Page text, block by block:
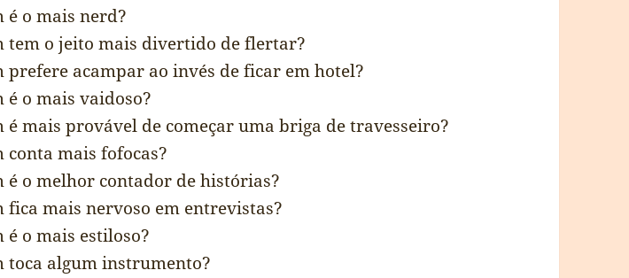
é o mais nerd?
tem o jeito mais divertido de flertar?
prefere acampar ao invés de ficar em hotel?
é o mais vaidoso?
é mais provável de começar uma briga de travesseiro?
conta mais fofocas?
é o melhor contador de histórias?
fica mais nervoso em entrevistas?
é o mais estiloso?
toca algum instrumento?